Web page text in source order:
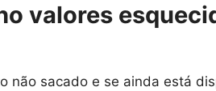
valores
não sacado e se ainda está